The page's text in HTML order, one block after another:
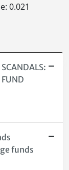
0.021
FUND
funds